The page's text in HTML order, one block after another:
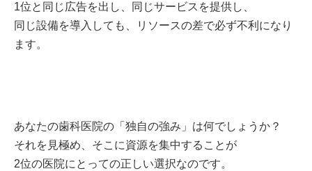
1位と同じ広告を出し、同じサービスを提供し、
同じ設備を導入しても、リソースの差で必ず不利になり
ます。
あなたの歯科医院の「独自の強み」は何でしょうか？
それを見極め、そこに資源を集中することが
2位の医院にとっての正しい選択なのです。